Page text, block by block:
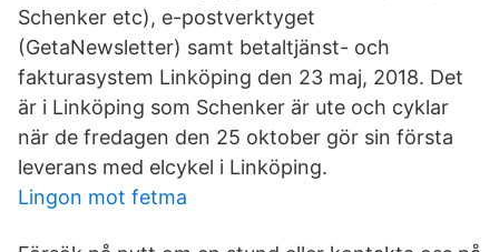
Schenker etc), e-postverktyget
(GetaNewsletter) samt betaltjänst- och
fakturasystem Linköping den 23 maj, 2018. Det
är i Linköping som Schenker är ute och cyklar
när de fredagen den 25 oktober gör sin första
leverans med elcykel i Linköping.
Lingon mot fetma